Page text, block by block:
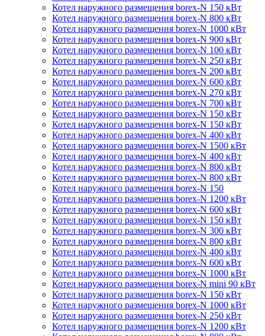
Котел наружного размещения borex-N 150 кВт
Котел наружного размещения borex-N 800 кВт
Котел наружного размещения borex-N 1000 кВт
Котел наружного размещения borex-N 900 кВт
Котел наружного размещения borex-N 100 кВт
Котел наружного размещения borex-N 250 кВт
Котел наружного размещения borex-N 200 кВт
Котел наружного размещения borex-N 600 кВт
Котел наружного размещения borex-N 270 кВт
Котел наружного размещения borex-N 700 кВт
Котел наружного размещения borex-N 150 кВт
Котел наружного размещения borex-N 150 кВт
Котел наружного размещения borex-N 400 кВт
Котел наружного размещения borex-N 1500 кВт
Котел наружного размещения borex-N 400 кВт
Котел наружного размещения borex-N 800 кВт
Котел наружного размещения borex-N 800 кВт
Котел наружного размещения borex-N 150
Котел наружного размещения borex-N 1200 кВт
Котел наружного размещения borex-N 600 кВт
Котел наружного размещения borex-N 150 кВт
Котел наружного размещения borex-N 300 кВт
Котел наружного размещения borex-N 800 кВт
Котел наружного размещения borex-N 400 кВт
Котел наружного размещения borex-N 600 кВт
Котел наружного размещения borex-N 1000 кВт
Котел наружного размещения borex-N mini 90 кВт
Котел наружного размещения borex-N 150 кВт
Котел наружного размещения borex-N 1000 кВт
Котел наружного размещения borex-N 250 кВт
Котел наружного размещения borex-N 1200 кВт